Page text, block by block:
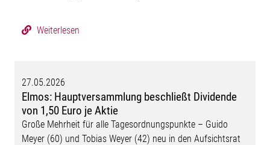
Weiterlesen
27.05.2026
Elmos: Hauptversammlung beschließt Dividende
von 1,50 Euro je Aktie
Große Mehrheit für alle Tagesordnungspunkte – Guido
Meyer (60) und Tobias Weyer (42) neu in den Aufsichtsrat